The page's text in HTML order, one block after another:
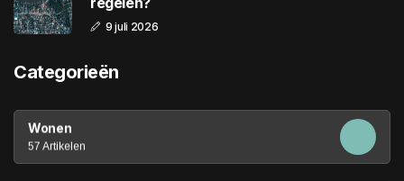
9 juli 2026
Categorieën
Wonen
57 Artikelen